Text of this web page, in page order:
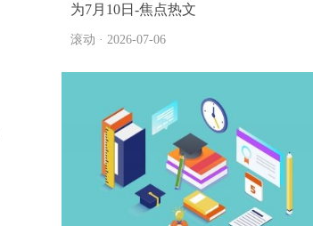
为7月10日-焦点热文
滚动 · 2026-07-06